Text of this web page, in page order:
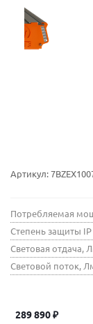
Артикул:
Потребляемая
Степень защиты IP
Световая отдача,
Световой поток,
289 890₽